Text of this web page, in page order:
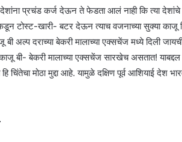
प्रचंड कर्ज देऊन ते फेडता आलं नाही कि त्या देशांचे
टोस्ट-खारी- बटर देऊन त्याच वजनाच्या सुक्या काजू
अल्प दराच्या बेकरी मालाच्या एक्सचेंज मध्ये दिली
बी- बेकरी मालाच्या एक्सचेंज सारखेच असतात! याबद्दल
हि चिंतेचा मोठा मुद्दा आहे. यामुळे दक्षिण पूर्व आशियाई देश